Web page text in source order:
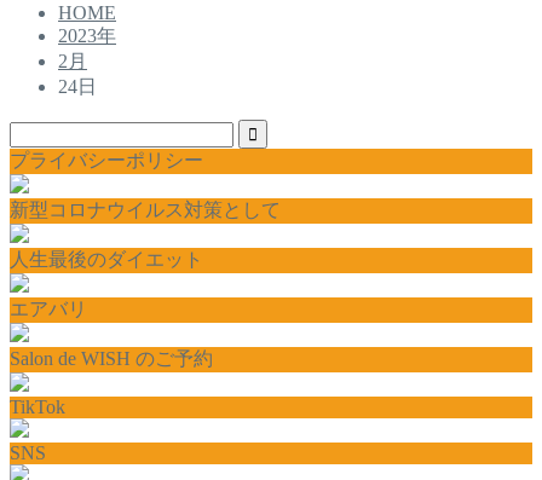
HOME
2023年
2月
24日
プライバシーポリシー
新型コロナウイルス対策として
人生最後のダイエット
エアバリ
Salon de WISH のご予約
TikTok
SNS